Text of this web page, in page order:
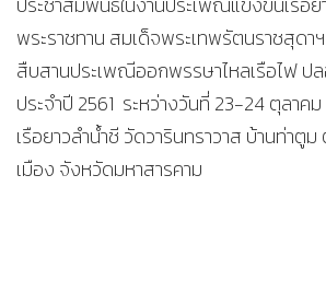
พระราชทาน สมเด็จพระเทพรัตนราชสุดา
สืบสานประเพณีออกพรรษาไหลเรือไฟ ป
ประจำปี 2561 ระหว่างวันที่ 23-24 ตุลาค
เรือยาวลำน้ำชี วัดวารินทราวาส บ้านท่าตู
เมือง จังหวัดมหาสารคาม